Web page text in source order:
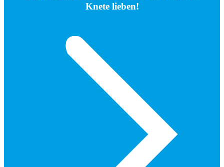
Knete lieben!